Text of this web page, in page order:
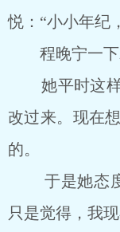
悦：“小小年纪
程晚宁一下
她平时这样
改过来。现在
的。
于是她态度
只是觉得，我